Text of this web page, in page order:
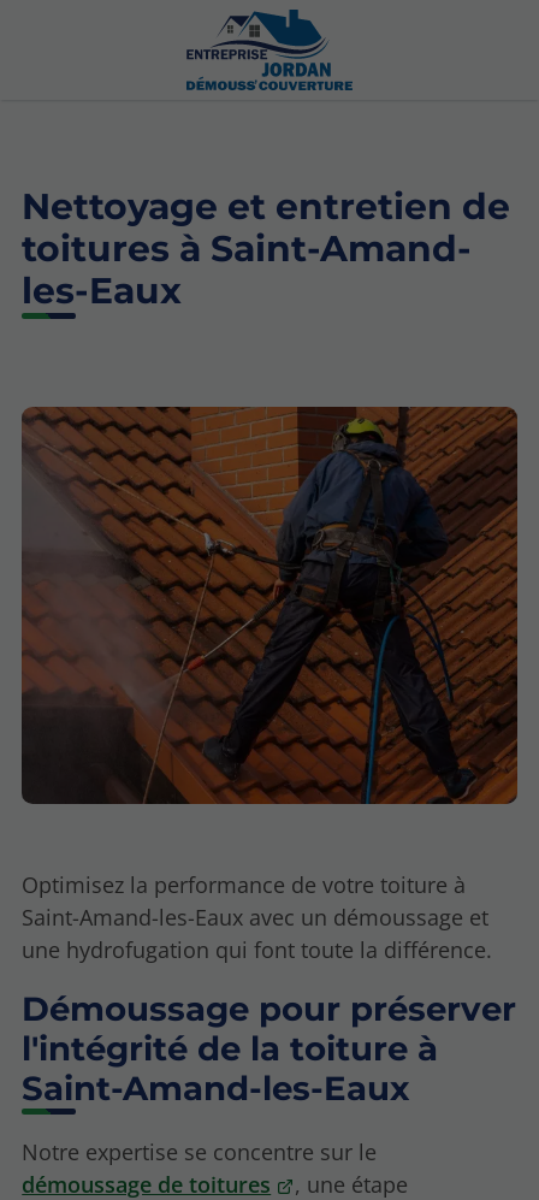
Nettoyage et entretien de
toitures à Saint-Amand-
les-Eaux
Optimisez la performance de votre toiture à
Saint-Amand-les-Eaux avec un démoussage et
une hydrofugation qui font toute la différence.
Démoussage pour préserver
l'intégrité de la toiture à
Saint-Amand-les-Eaux
Notre expertise se concentre sur le
démoussage de toitures
, une étape